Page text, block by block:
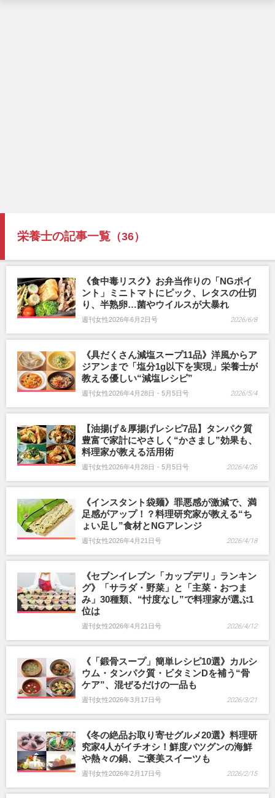
栄養士の記事一覧 （36）
《食中毒リスク》お弁当作りの「NGポイ
ント」ミニトマトにピック、レタスの仕切
り、半熟卵…菌やウイルスが大暴れ
週刊女性2026年6月2日号 2026/6/8
《具だくさん減塩スープ11品》洋風からア
ジアンまで「塩分1g以下を実現」栄養士が
教える優しい“減塩レシピ”
週刊女性2026年4月28日・5月5日号 2026/5/4
【油揚げ＆厚揚げレシピ7品】タンパク質
豊富で家計にやさしく“かさまし”効果も、
料理家が教える活用術
週刊女性2026年4月28日・5月5日号 2026/4/26
《インスタント袋麺》罪悪感が激減で、満
足感がアップ！？料理研究家が教える“ち
ょい足し”食材とNGアレンジ
週刊女性2026年4月21日号 2026/4/18
《セブンイレブン「カップデリ」ランキン
グ》「サラダ・野菜」と「主菜・おつま
み」30種類、“忖度なし”で料理家が選ぶ1
位は
週刊女性2026年4月21日号 2026/4/12
《「鍛骨スープ」簡単レシピ10選》カルシ
ウム・タンパク質・ビタミンDを補う“骨
ケア”、混ぜるだけの一品も
週刊女性2026年3月17日号 2026/3/21
《冬の絶品お取り寄せグルメ20選》料理研
究家4人がイチオシ！鮮度バツグンの海鮮
や熱々の鍋、ご褒美スイーツも
週刊女性2026年2月17日号 2026/2/15